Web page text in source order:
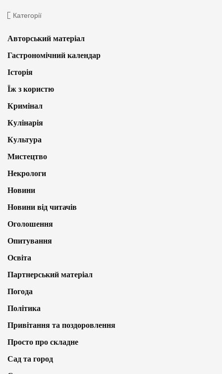
Категорії
Авторський матеріал
Гастрономічний календар
Історія
Їж з користю
Кримінал
Кулінарія
Культура
Мистецтво
Некрологи
Новини
Новини від читачів
Оголошення
Опитування
Освіта
Партнерський матеріал
Погода
Політика
Привітання та поздоровлення
Просто про складне
Сад та город